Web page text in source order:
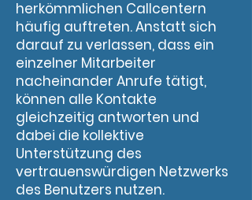
herkömmlichen Callcentern
häufig auftreten. Anstatt sich
darauf zu verlassen, dass ein
einzelner Mitarbeiter
nacheinander Anrufe tätigt,
können alle Kontakte
gleichzeitig antworten und
dabei die kollektive
Unterstützung des
vertrauenswürdigen Netzwerks
des Benutzers nutzen.